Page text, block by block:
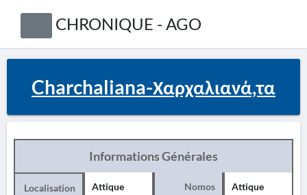
CHRONIQUE - AGO
Charchaliana-Χαρχαλιανά,τα
Informations Générales
Localisation Attique Nomos Attique